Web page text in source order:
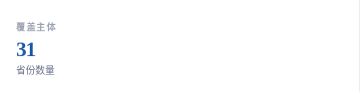
覆盖主体
31
省份数量